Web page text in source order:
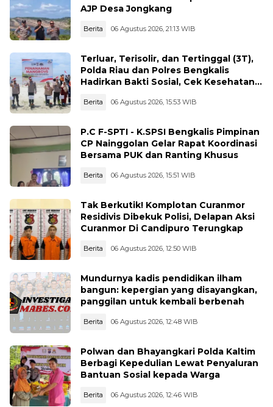
AJP Desa Jongkang
Berita 06 Agustus 2026, 21:13 WIB
Terluar, Terisolir, dan Tertinggal (3T),
Polda Riau dan Polres Bengkalis
Hadirkan Bakti Sosial, Cek Kesehatan
Rupat
Berita 06 Agustus 2026, 15:53 WIB
P.C F-SPTI - K.SPSI Bengkalis Pimpinan
CP Nainggolan Gelar Rapat Koordinasi
Bersama PUK dan Ranting Khusus
Berita 06 Agustus 2026, 15:51 WIB
Tak Berkutik! Komplotan Curanmor
Residivis Dibekuk Polisi, Delapan Aksi
Curanmor Di Candipuro Terungkap
Berita 06 Agustus 2026, 12:50 WIB
Mundurnya kadis pendidikan ilham
bangun: kepergian yang disayangkan,
panggilan untuk kembali berbenah
Berita 06 Agustus 2026, 12:48 WIB
Polwan dan Bhayangkari Polda Kaltim
Berbagi Kepedulian Lewat Penyaluran
Bantuan Sosial kepada Warga
Berita 06 Agustus 2026, 12:46 WIB